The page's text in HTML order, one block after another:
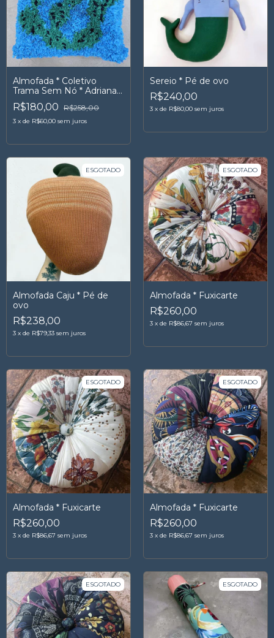
Almofada * Coletivo
Trama Sem Nó * Adriana
Meira
R$180,00 R$258,00
3 x de R$60,00 sem juros
Sereio * Pé de ovo
R$240,00
3 x de R$80,00 sem juros
ESGOTADO
Almofada Caju * Pé de
ovo
R$238,00
3 x de R$79,33 sem juros
ESGOTADO
Almofada * Fuxicarte
R$260,00
3 x de R$86,67 sem juros
ESGOTADO
Almofada * Fuxicarte
R$260,00
3 x de R$86,67 sem juros
ESGOTADO
Almofada * Fuxicarte
R$260,00
3 x de R$86,67 sem juros
ESGOTADO ESGOTADO